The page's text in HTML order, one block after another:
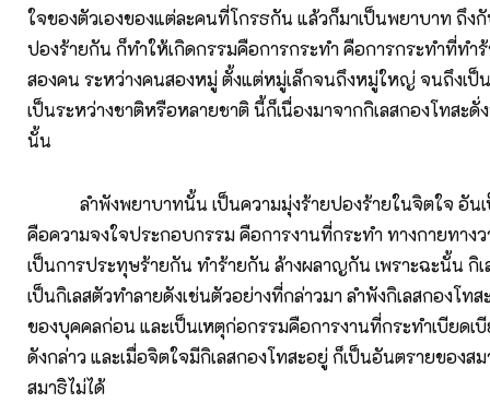
ใจของตัวเองของแต่ละคนที่โกรธกัน แล้วก็มาเป็นพยาบาท ถึง
ปองร้ายกัน ก็ทำให้เกิดกรรมคือการกระทำ คือการกระทำที่ทำ
สองคน ระหว่างคนสองหมู่ ตั้งแต่หมู่เล็กจนถึงหมู่ใหญ่ จนถึงเป็
เป็นระหว่างชาติหรือหลายชาติ นี้ก็เนื่องมาจากกิเลสกองโทสะดั่
นั้น
ลำพังพยาบาทนั้น เป็นความมุ่งร้ายปองร้ายในจิตใจ อันเ
คือความจงใจประกอบกรรม คือการงานที่กระทำ ทางกายทาง
เป็นการประทุษร้ายกัน ทำร้ายกัน ล้างผลาญกัน เพราะฉะนั้น กิ
เป็นกิเลสตัวทำลายดังเช่นตัวอย่างที่กล่าวมา ลำพังกิเลสกองโท
ของบุคคลก่อน และเป็นเหตุก่อกรรมคือการงานที่กระทำเบียดเ
ดังกล่าว และเมื่อจิตใจมีกิเลสกองโทสะอยู่ ก็เป็นอันตรายของส
สมาธิไม่ได้